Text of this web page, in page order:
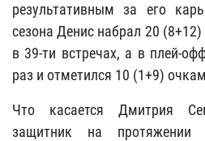
результативным за его
сезона Денис набрал 20
в 39-ти встречах, а в плей-
раз и отметился 10 (1+9)
Что касается Дмитрия
защитник на протяжении